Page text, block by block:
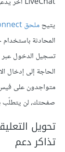
يتيحملحق Facebook Connect
المحادثة
تسجيل الدخول
الحاجة إلى إدخال
متواجدون على فيس
صفحتك، لن يتطلّب
تحويل
تذاكر دعم